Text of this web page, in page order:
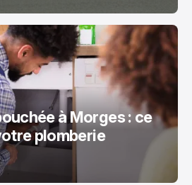
à Morges : ce
plomberie